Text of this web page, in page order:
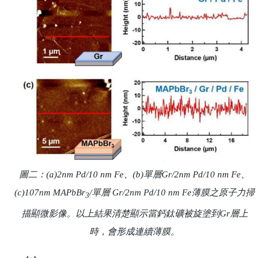
圖二：(a)2nm Pd/10 nm Fe、(b)單層Gr/2nm Pd/10 nm Fe、
(c)107nm MAPbBr3/單層 Gr/2nm Pd/10 nm Fe薄膜之原子力掃
描顯微影像。以上結果清楚顯示當鈣鈦礦被旋塗到Gr層上
時，會形成連續薄膜。